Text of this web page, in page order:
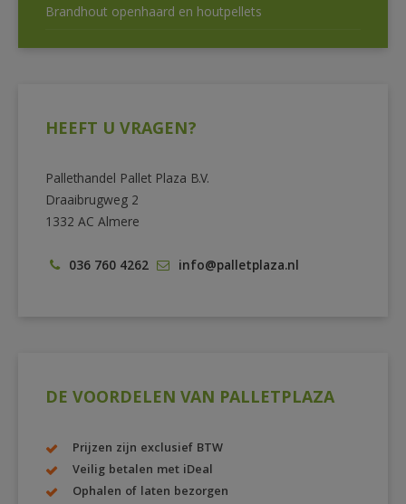
Brandhout openhaard en houtpellets
HEEFT U VRAGEN?
Pallethandel Pallet Plaza B.V.
Draaibrugweg 2
1332 AC Almere
036 760 4262 info@palletplaza.nl
DE VOORDELEN VAN PALLETPLAZA
Prijzen zijn exclusief BTW
Veilig betalen met iDeal
Ophalen of laten bezorgen